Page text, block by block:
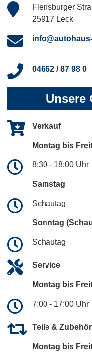
Flensburger
25917 Leck
04662 / 87 98 0
Unsere
Verkauf
Montag bis
8:30 - 18:00 Uhr
Samstag
Schautag
Sonntag
Schautag
Service
Montag bis
7:00 - 17:00 Uhr
Teile & Zubehör
Montag bis